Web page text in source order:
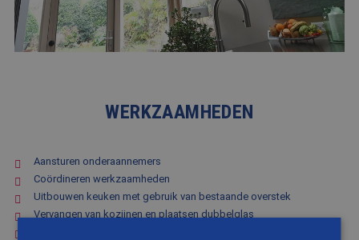
WERKZAAMHEDEN
Aansturen onderaannemers
Coördineren werkzaamheden
Uitbouwen keuken met gebruik van bestaande overstek
Vervangen van kozijnen en plaatsen dubbelglas